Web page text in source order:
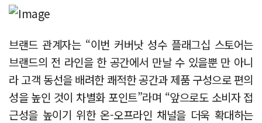
브랜드 관계자는 “이번 커버낫 성수 플래그십 스토어는
브랜드의 전 라인을 한 공간에서 만날 수 있을뿐 만 아니
라 고객 동선을 배려한 쾌적한 공간과 제품 구성으로 편의
성을 높인 것이 차별화 포인트”라며 “앞으로도 소비자 접
근성을 높이기 위한 온-오프라인 채널을 더욱 확대하는